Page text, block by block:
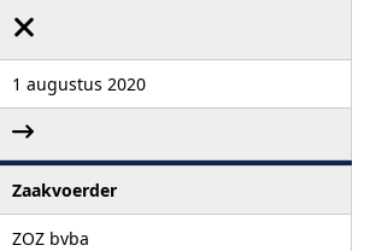
1 augustus 2020
Zaakvoerder
ZOZ bvba